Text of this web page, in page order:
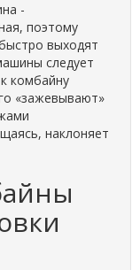
-
поэтому
выходят
следует
комбайну
«зажевывают»
наклоняет